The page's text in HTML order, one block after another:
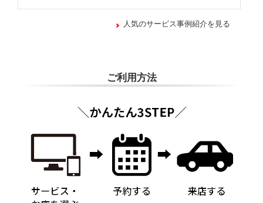
人気のサービス事例紹介を見る
ご利用方法